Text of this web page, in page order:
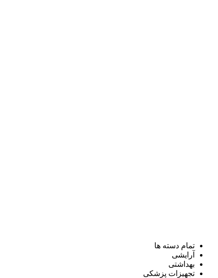
تمام دسته ها
آرایشی
بهداشتی
تجهیزات پزشکی